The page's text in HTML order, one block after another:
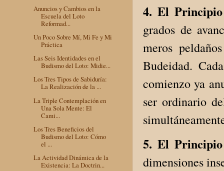
4. El
grados de
meros
Budeidad.
comienzo ya
ser ordinario
5. El
dimensiones
Anuncios y Cambios en la
Escuela del Loto
Reformad...
Un Poco Sobre Mí, Mi Fe y Mi
Práctica
Las Seis Identidades en el
Budismo del Loto: Midie...
Los Tres Tipos de Sabiduría:
La Realización de la ...
La Triple Contemplación en
Una Sola Mente: El
Cami...
Los Tres Beneficios del
Budismo del Loto: Cómo
el ...
La Actividad Dinámica de la
Existencia: La Doctrin...